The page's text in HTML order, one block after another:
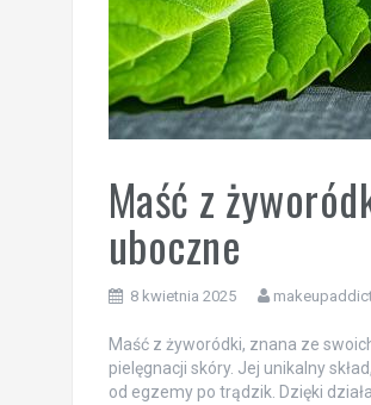
Maść z
uboczne
8 kwietnia 2025
Maść z żyworódki, znana ze
pielęgnacji skóry. Jej unikalny
od egzemy po trądzik. Dzięki